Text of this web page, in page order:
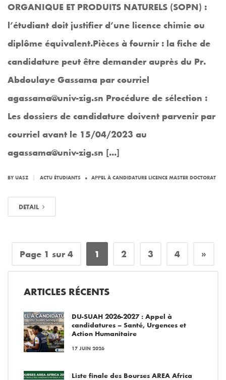
ORGANIQUE ET PRODUITS NATURELS (SOPN) :
l’étudiant doit justifier d’une licence chimie ou
diplôme équivalent.Pièces à fournir : la fiche de
candidature peut être demander auprès du Pr.
Abdoulaye Gassama par courriel
agassama@univ-zig.sn Procédure de sélection :
Les dossiers de candidature doivent parvenir par
courriel avant le 15/04/2023 au
agassama@univ-zig.sn [...]
BYUASZ ACTU ÉTUDIANTS . APPEL À CANDIDATURE LICENCE MASTER DOCTORAT
DETAIL
Page 1 sur 4 1 2 3 4 »
ARTICLES RÉCENTS
DU-SUAH 2026-2027 : Appel à
candidatures – Santé, Urgences et
Action Humanitaire
17 JUIN 2026
Liste finale des Bourses AREA Africa